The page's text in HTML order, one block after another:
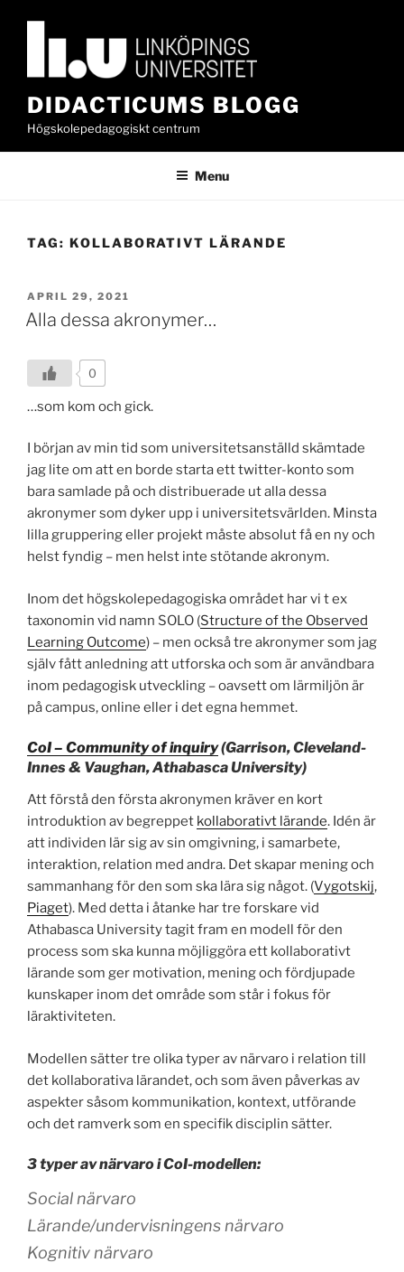
DIDACTICUMS BLOGG
Högskolepedagogiskt centrum
Menu
TAG: KOLLABORATIVT LÄRANDE
POSTED
ON
APRIL 29, 2021
Alla dessa akronymer…
0
…som kom och gick.
I början av min tid som universitetsanställd skämtade
jag lite om att en borde starta ett twitter-konto som
bara samlade på och distribuerade ut alla dessa
akronymer som dyker upp i universitetsvärlden. Minsta
lilla gruppering eller projekt måste absolut få en ny och
helst fyndig – men helst inte stötande akronym.
Inom det högskolepedagogiska området har vi t ex
taxonomin vid namn SOLO (Structure of the Observed
Learning Outcome) – men också tre akronymer som jag
själv fått anledning att utforska och som är användbara
inom pedagogisk utveckling – oavsett om lärmiljön är
på campus, online eller i det egna hemmet.
CoI – Community of inquiry(Garrison, Cleveland-
Innes & Vaughan, Athabasca University)
Att förstå den första akronymen kräver en kort
introduktion av begreppet kollaborativt lärande. Idén är
att individen lär sig av sin omgivning, i samarbete,
interaktion, relation med andra. Det skapar mening och
sammanhang för den som ska lära sig något. (Vygotskij,
Piaget). Med detta i åtanke har tre forskare vid
Athabasca University tagit fram en modell för den
process som ska kunna möjliggöra ett kollaborativt
lärande som ger motivation, mening och fördjupade
kunskaper inom det område som står i fokus för
läraktiviteten.
Modellen sätter tre olika typer av närvaro i relation till
det kollaborativa lärandet, och som även påverkas av
aspekter såsom kommunikation, kontext, utförande
och det ramverk som en specifik disciplin sätter.
3 typer av närvaro i CoI-modellen:
Social närvaro
Lärande/undervisningens närvaro
Kognitiv närvaro